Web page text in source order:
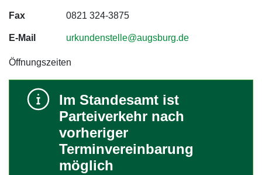
Fax 0821 324-3875
E-Mail urkundenstelle@augsburg.de
Öffnungszeiten
Im Standesamt ist
Parteiverkehr nach
vorheriger
Terminvereinbarung
möglich